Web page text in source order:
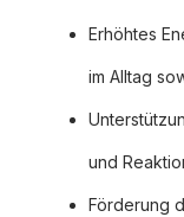
Erhöhtes
im Alltag
und
Förderung